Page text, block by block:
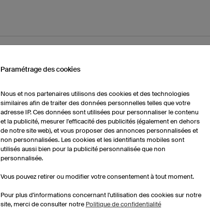
Shorts de basketball
femmes
Maillots de basketball
femmes
Maillots de basketball
personnalisés
Paramétrage des cookies
Nous et nos partenaires utilisons des cookies et des technologies
similaires afin de traiter des données personnelles telles que votre
adresse IP. Ces données sont utilisées pour personnaliser le contenu
et la publicité, mesurer l'efficacité des publicités (également en dehors
de notre site web), et vous proposer des annonces personnalisées et
non personnalisées. Les cookies et les identifiants mobiles sont
utilisés aussi bien pour la publicité personnalisée que non
personnalisée.
Vous pouvez retirer ou modifier votre consentement à tout moment.
Pour plus d'informations concernant l'utilisation des cookies sur notre
site, merci de consulter notre Politique de confidentialité